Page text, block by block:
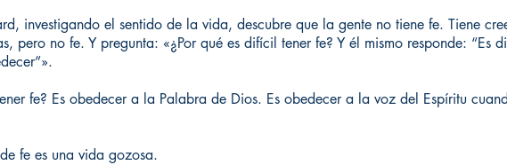
investigando el sentido de la vida, descubre que la gente no tiene fe. Tiene
pero no fe. Y pregunta: «¿Por qué es difícil tener fe? Y él mismo responde: “Es
fe? Es obedecer a la Palabra de Dios. Es obedecer a la voz del Espíritu
fe es una vida gozosa.